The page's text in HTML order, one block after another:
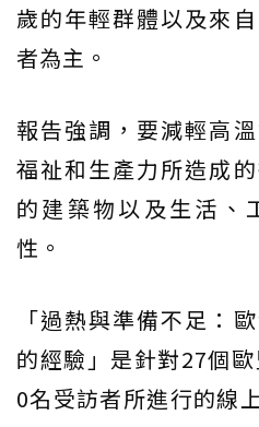
歲的年輕群體以及來
者為主。
報告強調，要減輕高
福祉和生產力所造成
的建築物以及生活、
性。
「過熱與準備不足：
的經驗」是針對27個
0名受訪者所進行的線